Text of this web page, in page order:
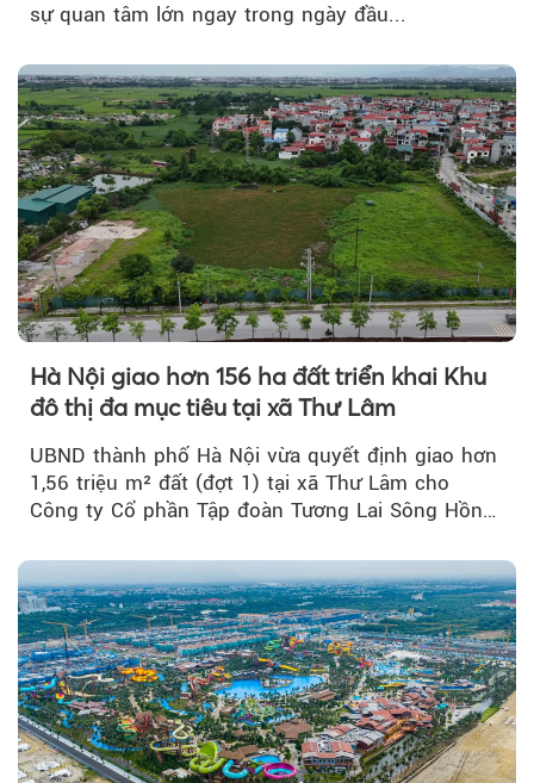
sự quan tâm lớn ngay trong ngày đầu...
Hà Nội giao hơn 156 ha đất triển khai Khu
đô thị đa mục tiêu tại xã Thư Lâm
UBND thành phố Hà Nội vừa quyết định giao hơn
1,56 triệu m² đất (đợt 1) tại xã Thư Lâm cho
Công ty Cổ phần Tập đoàn Tương Lai Sông Hồng